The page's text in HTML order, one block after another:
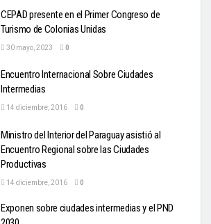
CEPAD presente en el Primer Congreso de
Turismo de Colonias Unidas
30 mayo, 2023 0
Encuentro Internacional Sobre Ciudades
Intermedias
14 diciembre, 2016 0
Ministro del Interior del Paraguay asistió al
Encuentro Regional sobre las Ciudades
Productivas
14 diciembre, 2016 0
Exponen sobre ciudades intermedias y el PND